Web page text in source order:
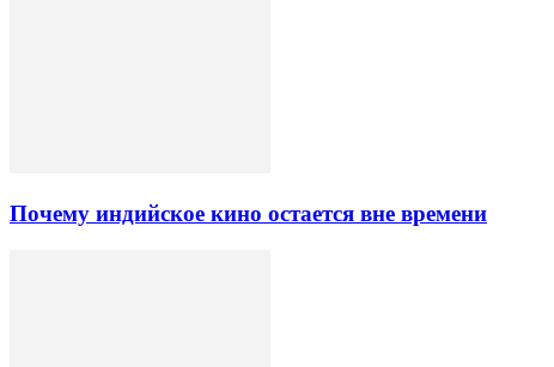
Почему индийское кино остается вне времени